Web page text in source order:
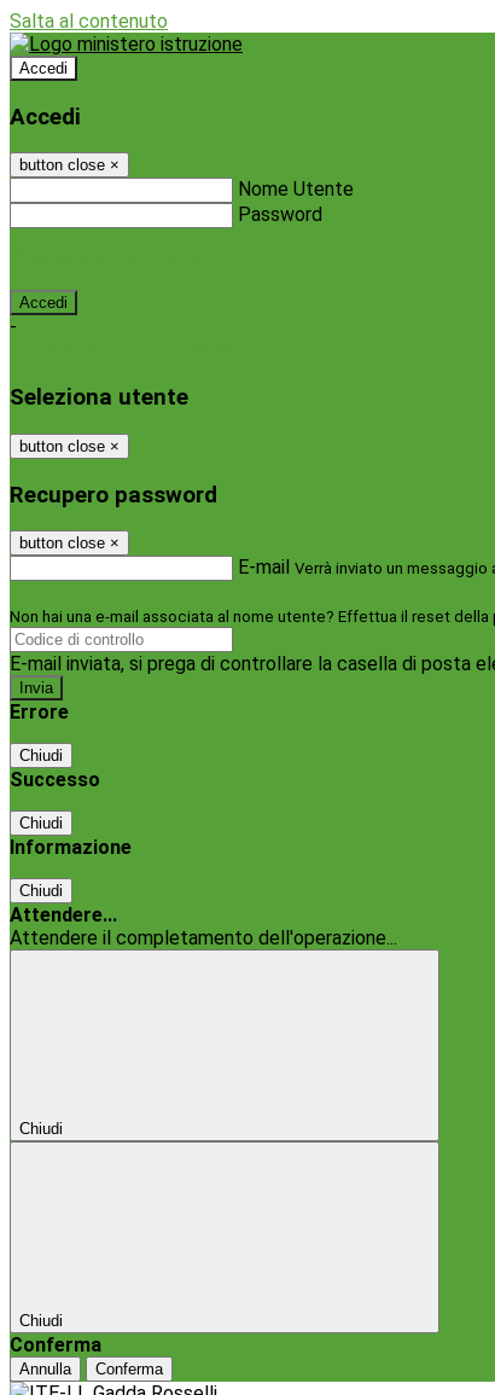
Salta al contenuto
Accedi
Accedi
button close ×
Nome Utente
Password
-
Seleziona utente
button close ×
Recupero password
button close ×
E-mail Verrà inviato un
Non hai una e-mail associata al nome utente? Effettua il reset
E-mail inviata, si prega di controllare la casella di posta
Errore
Chiudi
Successo
Chiudi
Informazione
Chiudi
Attendere...
Attendere il completamento dell'operazione...
Chiudi
Chiudi
Conferma
Annulla Conferma